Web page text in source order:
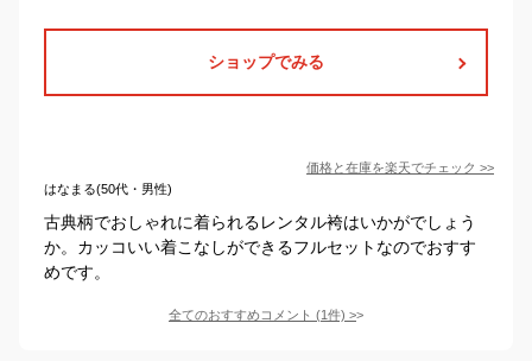
ショップでみる
価格と在庫を楽天でチェック >>
はなまる(50代・男性)
古典柄でおしゃれに着られるレンタル袴はいかがでしょう
か。カッコいい着こなしができるフルセットなのでおすす
めです。
全てのおすすめコメント (1件) >